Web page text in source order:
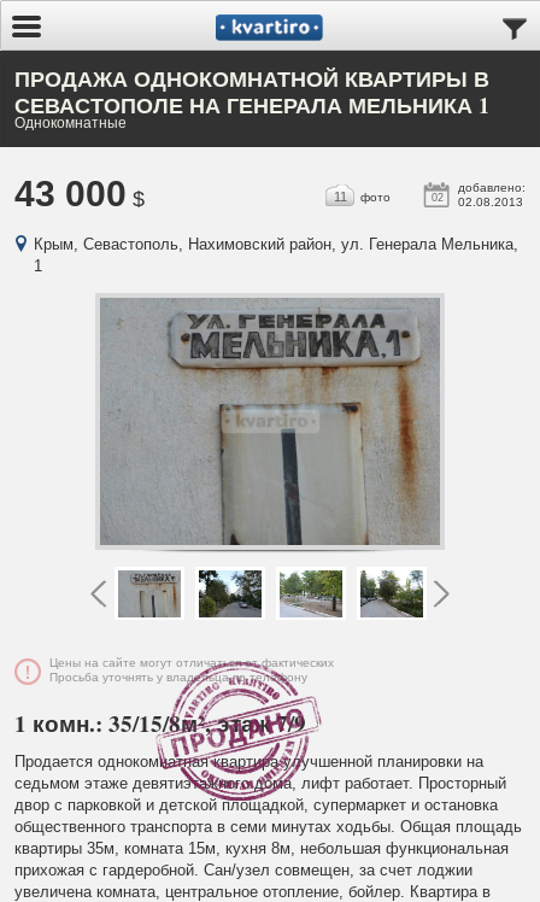
ПРОДАЖА ОДНОКОМНАТНОЙ КВАРТИРЫ В
СЕВАСТОПОЛЕ НА ГЕНЕРАЛА МЕЛЬНИКА 1
Однокомнатные
43 000 $ 02
добавлено:
02.08.2013
11 фото
Крым, Севастополь, Нахимовский район, ул. Генерала Мельника,
1
Цены на сайте могут отличаться от фактических
Просьба уточнять у владельца по телефону
1 комн.: 35/15/8м², этаж 7/9
Продается однокомнатная квартира улучшенной планировки на
седьмом этаже девятиэтажного дома, лифт работает. Просторный
двор с парковкой и детской площадкой, супермаркет и остановка
общественного транспорта в семи минутах ходьбы. Общая площадь
квартиры 35м, комната 15м, кухня 8м, небольшая функциональная
прихожая с гардеробной. Сан/узел совмещен, за счет лоджии
увеличена комната, центральное отопление, бойлер. Квартира в